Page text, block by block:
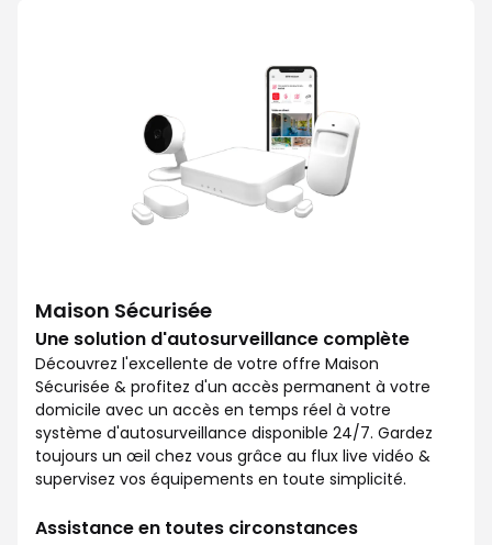
Maison Sécurisée
Une solution d'autosurveillance complète
Découvrez l'excellente de votre offre Maison
Sécurisée & profitez d'un accès permanent à votre
domicile avec un accès en temps réel à votre
système d'autosurveillance disponible 24/7. Gardez
toujours un œil chez vous grâce au flux live vidéo &
supervisez vos équipements en toute simplicité.
Assistance en toutes circonstances